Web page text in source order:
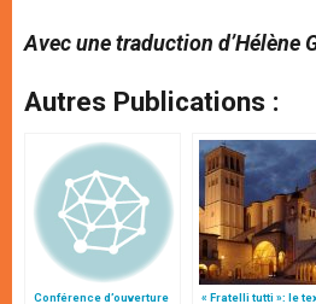
Avec une traduction d’Hélène
Autres Publications :
Conférence d’ouverture « Fratelli tutti »: le